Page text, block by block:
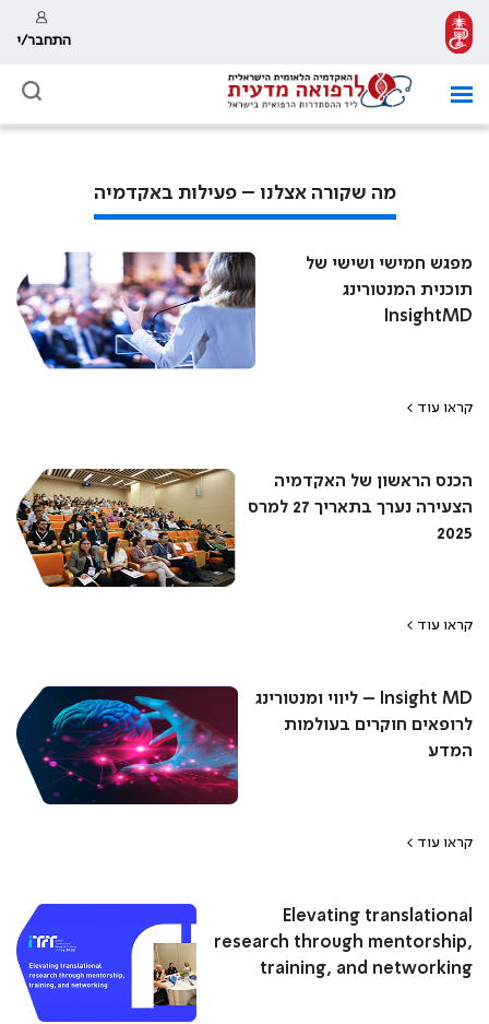
התחבר/י
מה שקורה אצלנו – פעילות באקדמיה
מפגש חמישי ושישי של
תוכנית המנטורינג
InsightMD
קראו עוד >
הכנס הראשון של האקדמיה
הצעירה נערך בתאריך 27 למרס
2025
קראו עוד >
Insight MD – ליווי ומנטורינג
לרופאים חוקרים בעולמות
המדע
קראו עוד >
Elevating translational
research through mentorship,
training, and networking